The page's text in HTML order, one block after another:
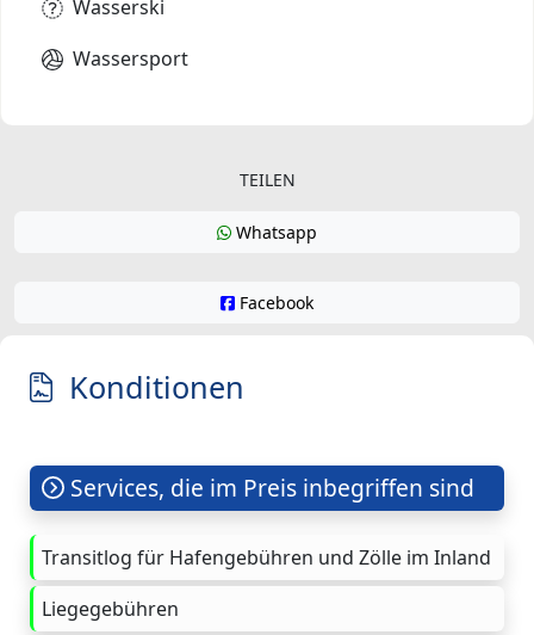
Wasserski
Wassersport
TEILEN
Whatsapp
Facebook
Konditionen
Services, die im Preis inbegriffen sind
Transitlog für Hafengebühren und Zölle im Inland
Liegegebühren